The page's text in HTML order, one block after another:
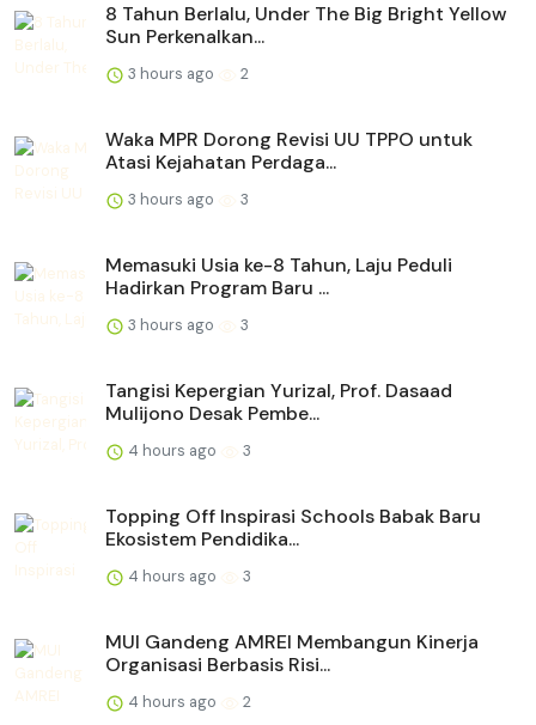
8 Tahun Berlalu, Under The Big Bright Yellow
Sun Perkenalkan...
3 hours ago 2
Waka MPR Dorong Revisi UU TPPO untuk
Atasi Kejahatan Perdaga...
3 hours ago 3
Memasuki Usia ke-8 Tahun, Laju Peduli
Hadirkan Program Baru ...
3 hours ago 3
Tangisi Kepergian Yurizal, Prof. Dasaad
Mulijono Desak Pembe...
4 hours ago 3
Topping Off Inspirasi Schools Babak Baru
Ekosistem Pendidika...
4 hours ago 3
MUI Gandeng AMREI Membangun Kinerja
Organisasi Berbasis Risi...
4 hours ago 2